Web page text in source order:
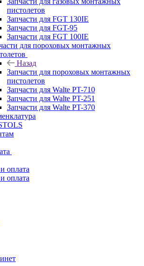
пистолетов
Запчасти для FGT 130IE
Запчасти для FGT-95
Запчасти для FGT 100IE
для пороховых монтажных
Назад
Запчасти для пороховых монтажных
пистолетов
Запчасти для Walte PT-710
Запчасти для Walte PT-251
Запчасти для Walte PT-370
оплата
оплата